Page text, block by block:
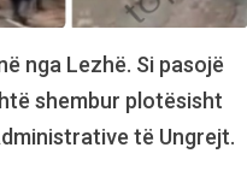
nga Lezhë. Si pasojë
shembur plotësisht
të Ungrejt.